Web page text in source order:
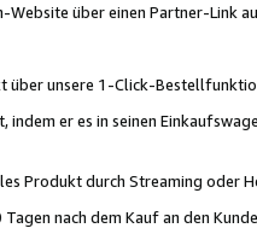
über einen Partner-Link
unsere 1-Click-
er es in seinen
Produkt durch Streaming oder
nach dem Kauf an den